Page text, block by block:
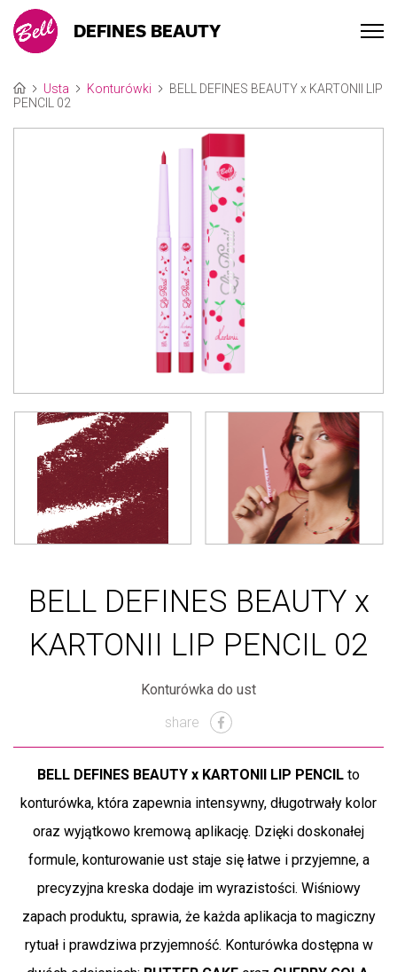
DEFINES BEAUTY
Usta Konturówki
BELL DEFINES BEAUTY x KARTONII LIP
PENCIL 02
BELL DEFINES BEAUTY x
KARTONII LIP PENCIL 02
Konturówka do ust
share
BELL DEFINES BEAUTY x KARTONII LIP PENCIL to
konturówka, która zapewnia intensywny, długotrwały kolor
oraz wyjątkowo kremową aplikację. Dzięki doskonałej
formule, konturowanie ust staje się łatwe i przyjemne, a
precyzyjna kreska dodaje im wyrazistości. Wiśniowy
zapach produktu, sprawia, że każda aplikacja to magiczny
rytuał i prawdziwa przyjemność. Konturówka dostępna w